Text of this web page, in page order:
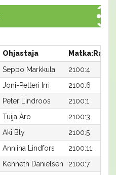
Ohjastaja
Matka:Rata
Seppo Markkula
2100:4
Joni-Petteri Irri
2100:6
Peter Lindroos
2100:1
Tuija Aro
2100:3
Aki Bly
2100:5
Anniina Lindfors
2100:11
Kenneth Danielsen
2100:7